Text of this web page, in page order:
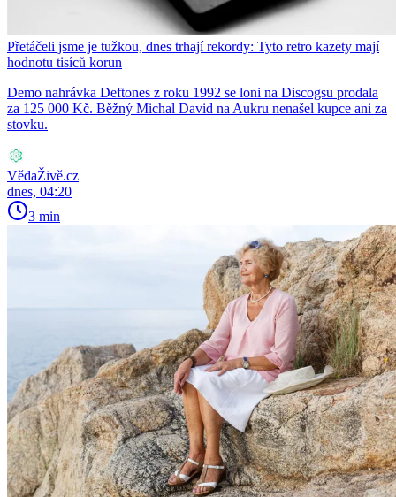
Přetáčeli jsme je tužkou, dnes trhají rekordy: Tyto retro kazety mají
hodnotu tisíců korun
Demo nahrávka Deftones z roku 1992 se loni na Discogsu prodala
za 125 000 Kč. Běžný Michal David na Aukru nenašel kupce ani za
stovku.
VědaŽivě.cz
dnes, 04:20
3 min